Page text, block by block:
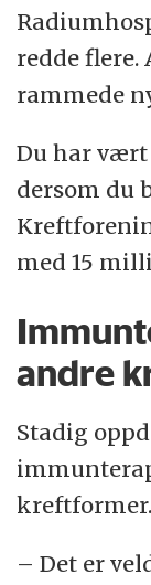
Dermed
redde flere.
rammede
Du har vært
dersom du
med 15
andre
Stadig
kreftformer.
– Det er